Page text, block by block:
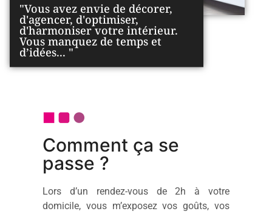
"Vous avez envie de décorer,
d'agencer, d'optimiser,
d'harmoniser votre intérieur.
Vous manquez de temps et
d’idées... "
Comment ça se
passe ?
Lors d’un rendez-vous de 2h à votre
domicile, vous m’exposez vos goûts, vos